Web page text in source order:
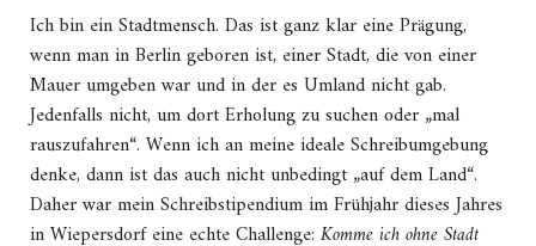
Ich bin ein Stadtmensch. Das ist ganz klar eine Prägung,
wenn man in Berlin geboren ist, einer Stadt, die von einer
Mauer umgeben war und in der es Umland nicht gab.
Jedenfalls nicht, um dort Erholung zu suchen oder „mal
rauszufahren“. Wenn ich an meine ideale Schreibumgebung
denke, dann ist das auch nicht unbedingt „auf dem Land“.
Daher war mein Schreibstipendium im Frühjahr dieses Jahres
in Wiepersdorf eine echte Challenge: Komme ich ohne Stadt